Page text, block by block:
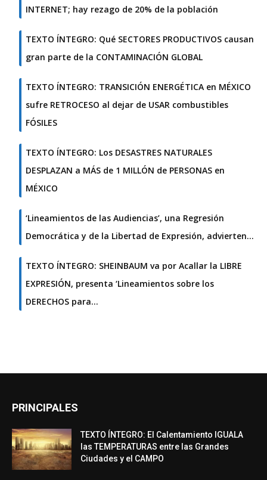
INTERNET; hay rezago de 20% de la población
TEXTO ÍNTEGRO: Qué SECTORES PRODUCTIVOS causan
gran parte de la CONTAMINACIÓN GLOBAL
TEXTO ÍNTEGRO: TRANSICIÓN ENERGÉTICA en MÉXICO
sufre RETROCESO al dejar de USAR combustibles
FÓSILES
TEXTO ÍNTEGRO: Los DESASTRES NATURALES
DESPLAZAN a MÁS de 1 MILLÓN de PERSONAS en
MÉXICO
‘Lineamientos de las Audiencias’, una Regresión
Democrática y de la Libertad de Expresión, advierten…
TEXTO ÍNTEGRO: SHEINBAUM va por Acallar la LIBRE
EXPRESIÓN, presenta ‘Lineamientos sobre los
DERECHOS para…
PRINCIPALES
TEXTO ÍNTEGRO: El Calentamiento IGUALA
las TEMPERATURAS entre las Grandes
Ciudades y el CAMPO